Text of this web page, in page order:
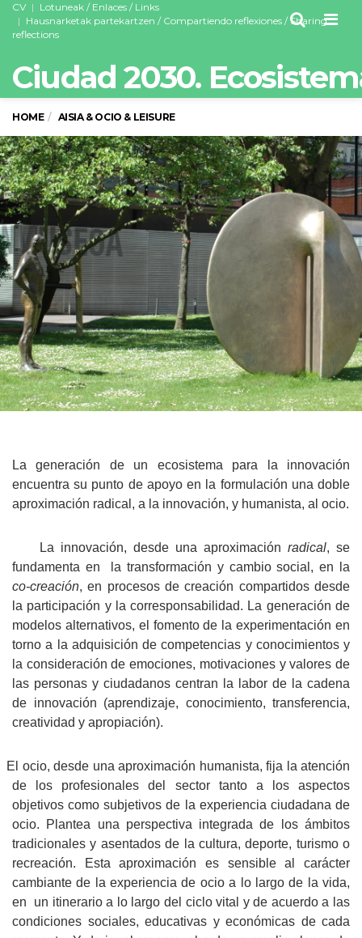
CV
Lotuneak / Enlaces / Links
Hausnarketak partekartzen / Compartiendo reflexiones / Sharing
reflections
Ciudad 2030.
HOME AISIA & OCIO & LEISURE
La generación de un ecosistema para la innovación
encuentra su punto de apoyo en la formulación una doble
aproximación radical, a la innovación, y humanista, al ocio.
La innovación, desde una aproximaciónradical, se
fundamenta en
la transformación y cambio social, en la
co-creación, en procesos de creación compartidos desde
la participación y la corresponsabilidad. La generación de
modelos alternativos, el fomento de la experimentación en
torno a la adquisición de competencias y conocimientos y
la consideración de emociones, motivaciones y valores de
las personas y ciudadanos centran la labor de la cadena
de innovación (aprendizaje, conocimiento, transferencia,
creatividad y apropiación).
El ocio, desde una aproximación humanista, fija la atención
de los profesionales del sector tanto a los aspectos
objetivos como subjetivos de la experiencia ciudadana de
ocio. Plantea una perspectiva integrada de los ámbitos
tradicionales y asentados de la cultura, deporte, turismo o
recreación. Esta aproximación es sensible al carácter
cambiante de la experiencia de ocio a lo largo de la vida,
en
un itinerario a lo largo del ciclo vital y de acuerdo a las
condiciones sociales, educativas y económicas de cada